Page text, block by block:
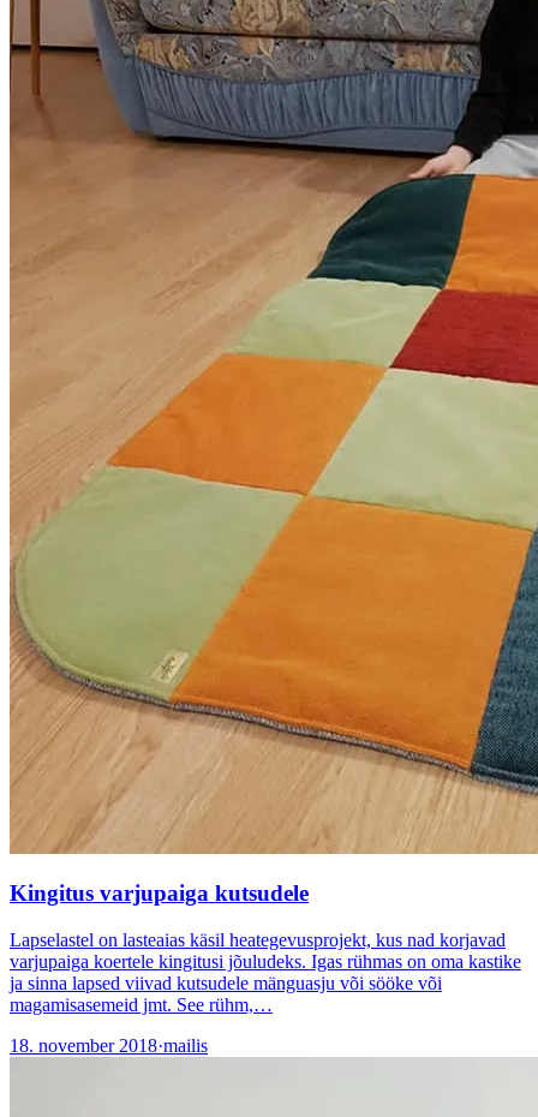
Kingitus varjupaiga kutsudele
Lapselastel on lasteaias käsil heategevusprojekt, kus nad korjavad
varjupaiga koertele kingitusi jõuludeks. Igas rühmas on oma kastike
ja sinna lapsed viivad kutsudele mänguasju või sööke või
magamisasemeid jmt. See rühm,…
18. november 2018·mailis